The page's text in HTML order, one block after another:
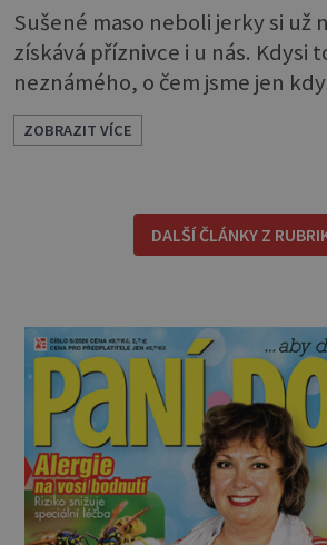
Sušené maso neboli jerky si už
získává příznivce i u nás. Kdysi
neznámého, o čem jsme jen
knihách o americkém západě.
můžeme klidně koupit, ale také,
během dne a určitě se vám hodí
protože v batohu nezabere
ZOBRAZIT VÍCE
DALŠÍ ČLÁNKY Z